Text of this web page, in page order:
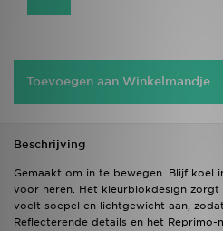
Toevoegen aan Winkelmandje
Beschrijving
Gemaakt om in te bewegen. Blijf koel
voor heren. Het kleurblokdesign
voelt soepel en lichtgewicht aan,
Reflecterende details en het